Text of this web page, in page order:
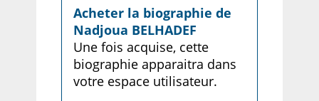
Acheter la biographie de
Nadjoua BELHADEF
Une fois acquise, cette
biographie apparaitra dans
votre espace utilisateur.